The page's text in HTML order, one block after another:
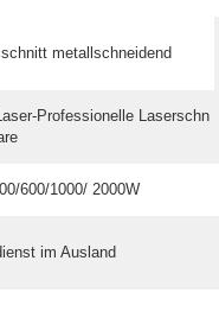
metallschneidend
Professionelle Laserschn
600/1000/ 2000W
im Ausland